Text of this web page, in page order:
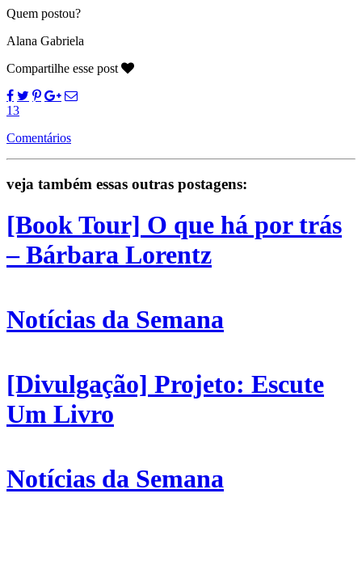
Quem postou?
Alana Gabriela
Compartilhe esse post
13
Comentários
veja também essas outras postagens:
[Book Tour] O que há por trás
– Bárbara Lorentz
Notícias da Semana
[Divulgação] Projeto: Escute
Um Livro
Notícias da Semana